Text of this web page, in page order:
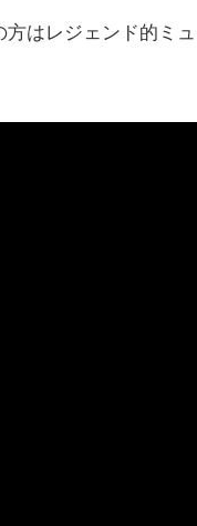
方はレジェンド的ミ